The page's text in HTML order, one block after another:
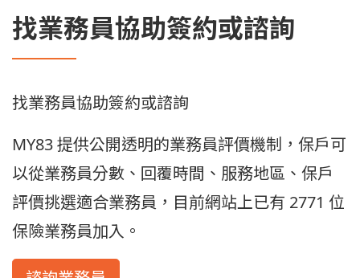
找業務員協助簽約或諮詢
找業務員協助簽約或諮詢
MY83 提供公開透明的業務員評價機制，保戶可
以從業務員分數、回覆時間、服務地區、保戶
評價挑選適合業務員，目前網站上已有 2771 位
保險業務員加入。